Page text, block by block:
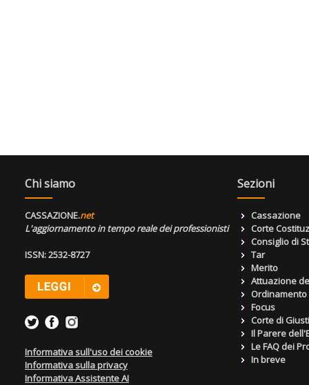
Chi siamo
CASSAZIONE.net
L'aggiornamento in tempo reale dei professionisti
ISSN: 2532-8727
Informativa sull'uso dei cookie
Informativa sulla privacy
Informativa Assistente AI
Sezioni
Cassazione
Corte
Consiglio di
Tar
Merito
Attuazione
Focus
Corte di
Il Parere
Le FAQ dei
In breve